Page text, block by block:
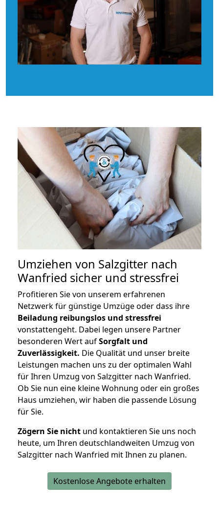
Umziehen von Salzgitter nach
Wanfried sicher und stressfrei
Profitieren Sie von unserem erfahrenen
Netzwerk für günstige Umzüge oder dass ihre
Beiladung reibungslos und stressfrei
vonstattengeht. Dabei legen unsere Partner
besonderen Wert aufSorgfalt und
Zuverlässigkeit. Die Qualität und unser breite
Leistungen machen uns zu der optimalen Wahl
für Ihren Umzug von Salzgitter nach Wanfried.
Ob Sie nun eine kleine Wohnung oder ein großes
Haus umziehen, wir haben die passende Lösung
für Sie.
Zögern Sie nicht und kontaktieren Sie uns noch
heute, um Ihren deutschlandweiten Umzug von
Salzgitter nach Wanfried mit Ihnen zu planen.
Kostenlose Angebote erhalten